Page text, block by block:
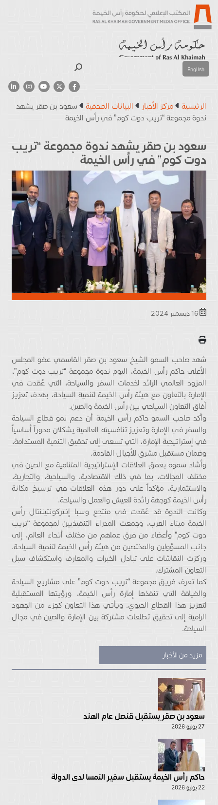
English
الرئيسية مركز الأخبار البيانات الصحفية
سعود بن صقر يشهد
ندوة مجموعة “تريب دوت كوم” في رأس الخيمة
سعود بن صقر يشهد ندوة مجموعة “تريب
دوت كوم” في رأس الخيمة
شهد صاحب السمو الشيخ سعود بن صقر القاسمي عضو المجلس
الأعلى حاكم رأس الخيمة، اليوم ندوة مجموعة “تريب دوت كوم”،
المزود العالمي الرائد لخدمات السفر والسياحة، التي عُقدت في
الإمارة بالتعاون مع هيئة رأس الخيمة لتنمية السياحة، بهدف تعزيز
آفاق التعاون السياحي بين رأس الخيمة والصين.
وأكد صاحب السمو حاكم رأس الخيمة أن دعم نمو قطاع السياحة
والسفر في الإمارة وتعزيز تنافسيته العالمية يشكلان محوراً أساسياً
في إستراتيجية الإمارة، التي تسعى إلى تحقيق التنمية المستدامة،
وضمان مستقبل مشرق للأجيال القادمة.
وأشاد سموه بعمق العلاقات الإستراتيجية المتنامية مع الصين في
مختلف المجالات، بما في ذلك الاقتصادية، والسياحية، والتجارية،
والاستثمارية، مؤكداً على دور هذه العلاقات في ترسيخ مكانة
رأس الخيمة كوجهة رائدة للعيش والعمل والسياحة.
وكانت الندوة قد عُقدت في منتجع وسبا إنتركونتيننتال رأس
الخيمة ميناء العرب، وجمعت المدراء التنفيذيين لمجموعة “تريب
دوت كوم” وأعضاء من فرق عملهم من مختلف أنحاء العالم، إلى
جانب المسؤولين والمختصين من هيئة رأس الخيمة لتنمية السياحة.
وركزت النقاشات على تبادل الخبرات والمعارف واستكشاف سبل
التعاون المشترك.
كما تعرف فريق مجموعة “تريب دوت كوم” على مشاريع السياحة
والضيافة التي تنفذها إمارة رأس الخيمة، ورؤيتها المستقبلية
لتعزيز هذا القطاع الحيوي. ويأتي هذا التعاون كجزء من الجهود
الرامية إلى تحقيق تطلعات مشتركة بين الإمارة والصين في مجال
السياحة.
مزيد من الأخبار
سعود بن صقر يستقبل قنصل عام الهند
27 يوليو 2026
حاكم رأس الخيمة يستقبل سفير النمسا لدى الدولة
22 يوليو 2026